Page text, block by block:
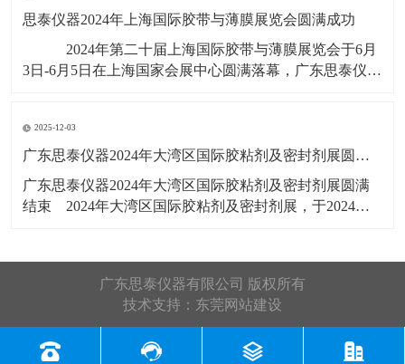
思泰仪器2024年上海国际胶带与薄膜展览会圆满成功
​ ​2024年第二十届上海国际胶带与薄膜展览会于6月
3日-6月5日在上海国家会展中心圆满落幕，广东思泰仪器
2025-12-03
​广东思泰仪器2024年大湾区国际胶粘剂及密封剂展圆满结束​
​广东思泰仪器2024年大湾区国际胶粘剂及密封剂展圆满
结束​ 2024年大湾区国际胶粘剂及密封剂展，于2024年5
广东思泰仪器有限公司 版权所有
技术支持： 东莞网站建设